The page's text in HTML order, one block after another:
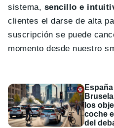
sistema, sencillo e
clientes el darse de alta
suscripción se puede
momento desde nuestro
los
coche
del